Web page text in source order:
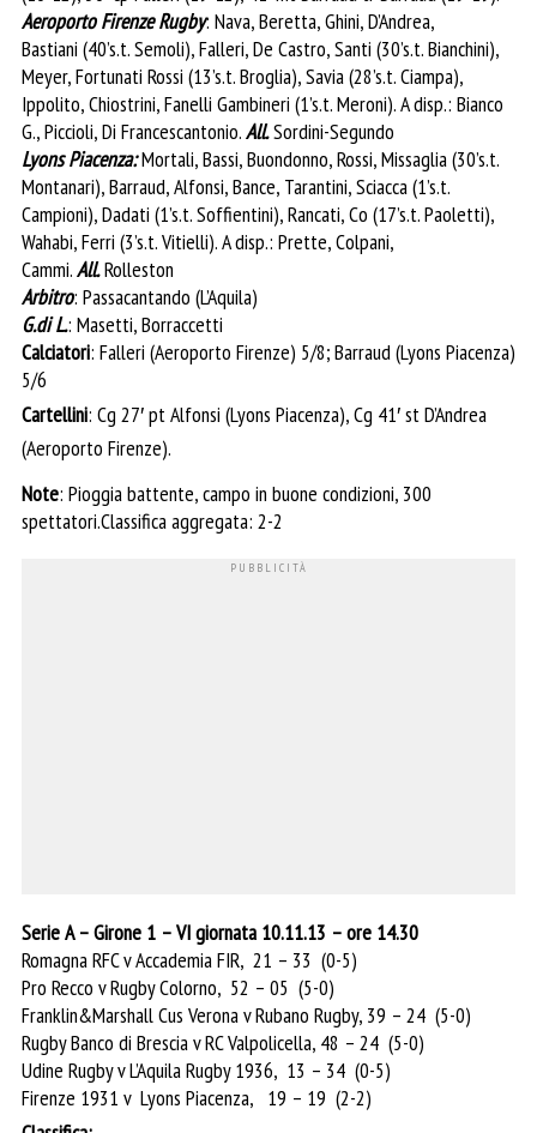
Aeroporto Firenze Rugby: Nava, Beretta, Ghini, D’Andrea,
Bastiani (40’s.t. Semoli), Falleri, De Castro, Santi (30’s.t. Bianchini),
Meyer, Fortunati Rossi (13’s.t. Broglia), Savia (28’s.t. Ciampa),
Ippolito, Chiostrini, Fanelli Gambineri (1’s.t. Meroni). A disp.: Bianco
G., Piccioli, Di Francescantonio.All.Sordini-Segundo
Lyons Piacenza:Mortali, Bassi, Buondonno, Rossi, Missaglia (30’s.t.
Montanari), Barraud, Alfonsi, Bance, Tarantini, Sciacca (1’s.t.
Campioni), Dadati (1’s.t. Soffientini), Rancati, Co (17’s.t. Paoletti),
Wahabi, Ferri (3’s.t. Vitielli). A disp.: Prette, Colpani,
Cammi.All.Rolleston
Arbitro: Passacantando (L’Aquila)
G.di L.: Masetti, Borraccetti
Calciatori: Falleri (Aeroporto Firenze) 5/8; Barraud (Lyons Piacenza)
5/6
Cartellini: Cg 27′ pt Alfonsi (Lyons Piacenza), Cg 41′ st D’Andrea
(Aeroporto Firenze).
Note: Pioggia battente, campo in buone condizioni, 300
spettatori.Classifica aggregata: 2-2
Serie A – Girone 1 – VI giornata 10.11.13 – ore 14.30
Romagna RFC v Accademia FIR, 21 – 33 (0-5)
Pro Recco v Rugby Colorno, 52 – 05 (5-0)
Franklin&Marshall Cus Verona v Rubano Rugby, 39 – 24 (5-0)
Rugby Banco di Brescia v RC Valpolicella, 48 – 24 (5-0)
Udine Rugby v L’Aquila Rugby 1936, 13 – 34 (0-5)
Firenze 1931 v Lyons Piacenza, 19 – 19 (2-2)